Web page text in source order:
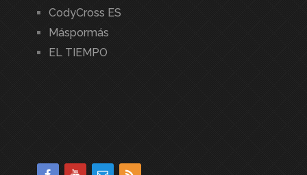
CodyCross ES
Máspormás
EL TIEMPO